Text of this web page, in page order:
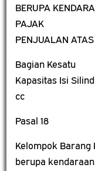
BERUPA
PAJAK
PENJUALAN
Bagian Kesatu
Kapasitas Isi
cc
Pasal 18
Kelompok Barang
berupa